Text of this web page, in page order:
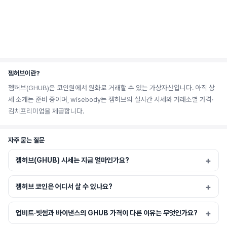
젬허브이란?
젬허브(GHUB)은 코인원에서 원화로 거래할 수 있는 가상자산입니다. 아직 상
세 소개는 준비 중이며, wisebody는 젬허브의 실시간 시세와 거래소별 가격·
김치프리미엄을 제공합니다.
자주 묻는 질문
젬허브(GHUB) 시세는 지금 얼마인가요?
젬허브 코인은 어디서 살 수 있나요?
업비트·빗썸과 바이낸스의 GHUB 가격이 다른 이유는 무엇인가요?